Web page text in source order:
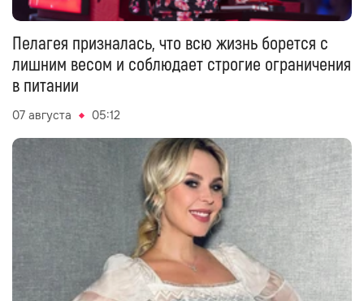
Пелагея призналась, что всю жизнь борется с
лишним весом и соблюдает строгие ограничения
в питании
07 августа 05:12